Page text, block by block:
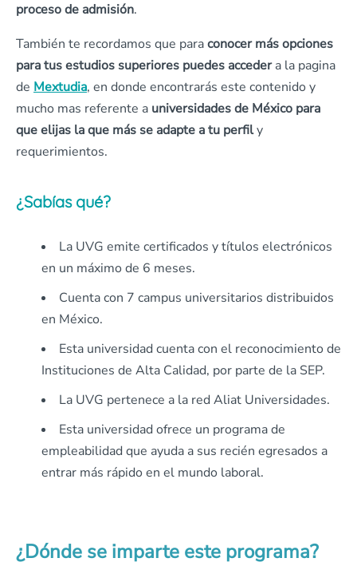
proceso de admisión.
También te recordamos que paraconocer más opciones
para tus estudios superiores puedes accedera la pagina
de Mextudia, en donde encontrarás este contenido y
mucho mas referente a universidades de México para
que elijas la que más se adapte a tu perfily
requerimientos.
¿Sabías qué?
La UVG emite certificados y títulos electrónicos
en un máximo de 6 meses.
Cuenta con 7 campus universitarios distribuidos
en México.
Esta universidad cuenta con el reconocimiento de
Instituciones de Alta Calidad, por parte de la SEP.
La UVG pertenece a la red Aliat Universidades.
Esta universidad ofrece un programa de
empleabilidad que ayuda a sus recién egresados a
entrar más rápido en el mundo laboral.
¿Dónde se imparte este programa?